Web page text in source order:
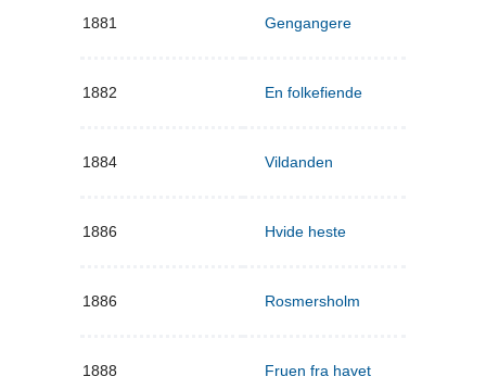
1881 Gengangere
1882 En folkefiende
1884 Vildanden
1886 Hvide heste
1886 Rosmersholm
1888 Fruen fra havet